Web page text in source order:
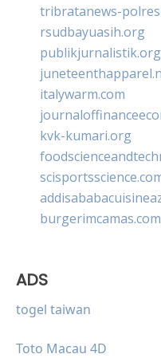
tribratanews-
rsudbayuasih.org
publikjurnalistik.org
italywarm.com
kvk-kumari.org
burgerimcamas.com
ADS
togel taiwan
Toto Macau 4D